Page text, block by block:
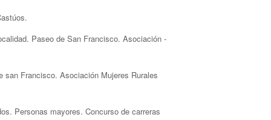
Paseo de San Francisco. Asociación
san Francisco. Asociación Mujeres Rurales
Personas mayores. Concurso de carreras